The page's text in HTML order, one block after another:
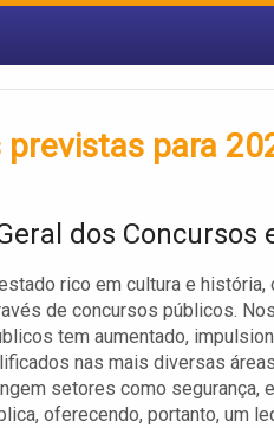
previstas para
dos Concursos
rico em cultura e
de concursos públicos.
tem aumentado,
nas mais diversas
setores como segurança,
oferecendo, portanto, um